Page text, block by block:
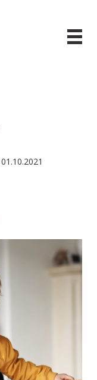
01.10.2021